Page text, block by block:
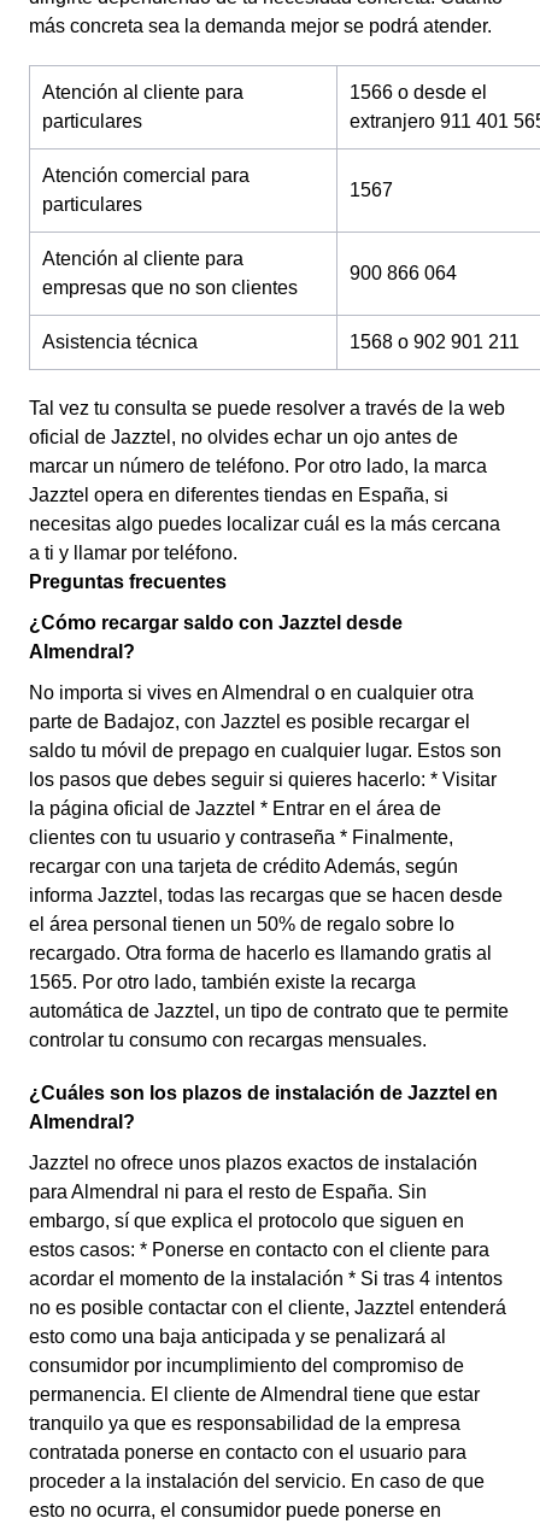
más concreta sea la demanda mejor se podrá atender.
Atención al cliente para
particulares
1566 o desde el
extranjero 911 401
Atención comercial para
particulares
1567
Atención al cliente para
empresas que no son clientes
900 866 064
Asistencia técnica 1568 o 902 901 211
Tal vez tu consulta se puede resolver a través de la web
oficial de Jazztel, no olvides echar un ojo antes de
marcar un número de teléfono. Por otro lado, la marca
Jazztel opera en diferentes tiendas en España, si
necesitas algo puedes localizar cuál es la más cercana
a ti y llamar por teléfono.
Preguntas frecuentes
¿Cómo recargar saldo con Jazztel desde
Almendral?
No importa si vives en Almendral o en cualquier otra
parte de Badajoz, con Jazztel es posible recargar el
saldo tu móvil de prepago en cualquier lugar. Estos son
los pasos que debes seguir si quieres hacerlo: * Visitar
la página oficial de Jazztel * Entrar en el área de
clientes con tu usuario y contraseña * Finalmente,
recargar con una tarjeta de crédito Además, según
informa Jazztel, todas las recargas que se hacen desde
el área personal tienen un 50% de regalo sobre lo
recargado. Otra forma de hacerlo es llamando gratis al
1565. Por otro lado, también existe la recarga
automática de Jazztel, un tipo de contrato que te permite
controlar tu consumo con recargas mensuales.
¿Cuáles son los plazos de instalación de Jazztel en
Almendral?
Jazztel no ofrece unos plazos exactos de instalación
para Almendral ni para el resto de España. Sin
embargo, sí que explica el protocolo que siguen en
estos casos: * Ponerse en contacto con el cliente para
acordar el momento de la instalación * Si tras 4 intentos
no es posible contactar con el cliente, Jazztel entenderá
esto como una baja anticipada y se penalizará al
consumidor por incumplimiento del compromiso de
permanencia. El cliente de Almendral tiene que estar
tranquilo ya que es responsabilidad de la empresa
contratada ponerse en contacto con el usuario para
proceder a la instalación del servicio. En caso de que
esto no ocurra, el consumidor puede ponerse en